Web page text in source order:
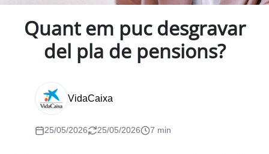
Quant em puc desgravar
del pla de pensions?
VidaCaixa
25/05/2026 25/05/2026 7 min